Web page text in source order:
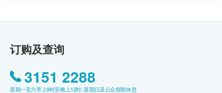
订购及查询
3151 2288
星期一至六早上9时至晚上12时; 星期日及公众假期休息